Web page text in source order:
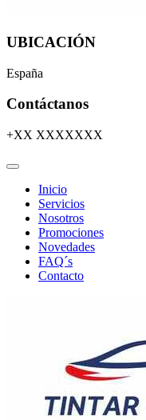
UBICACIÓN
España
Contáctanos
+XX XXXXXXX
Inicio
Servicios
Nosotros
Promociones
Novedades
FAQ´s
Contacto